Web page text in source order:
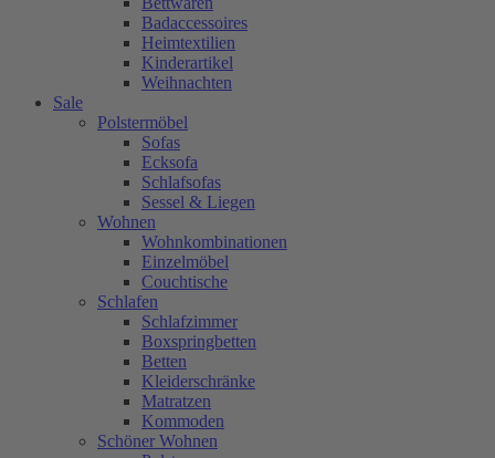
Badaccessoires
Heimtextilien
Kinderartikel
Weihnachten
Sale
Polstermöbel
Sofas
Ecksofa
Schlafsofas
Sessel & Liegen
Wohnen
Wohnkombinationen
Einzelmöbel
Couchtische
Schlafen
Schlafzimmer
Boxspringbetten
Betten
Kleiderschränke
Matratzen
Kommoden
Schöner Wohnen